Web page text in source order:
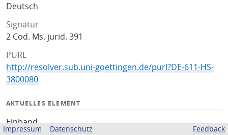
Deutsch
Signatur
2 Cod. Ms. jurid. 391
PURL
http://resolver.sub.uni-goettingen.de/purl?DE-611-HS-
3800080
AKTUELLES ELEMENT
Einband
Impressum Datenschutz Feedback